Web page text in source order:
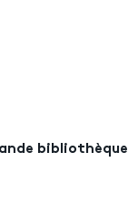
bibliothèque